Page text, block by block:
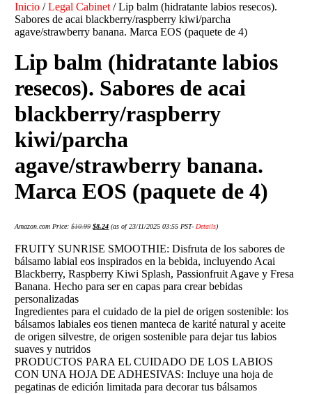
Inicio /Legal Cabinet / Lip balm (hidratante labios resecos).
Sabores de acai blackberry/raspberry kiwi/parcha
agave/strawberry banana. Marca EOS (paquete de 4)
Lip balm (hidratante labios
resecos). Sabores de acai
blackberry/raspberry
kiwi/parcha
agave/strawberry banana.
Marca EOS (paquete de 4)
Amazon.com Price:$10.99 $8.24 (as of 23/11/2025 03:55 PST-Details)
FRUITY SUNRISE SMOOTHIE: Disfruta de los sabores de
bálsamo labial eos inspirados en la bebida, incluyendo Acai
Blackberry, Raspberry Kiwi Splash, Passionfruit Agave y Fresa
Banana. Hecho para ser en capas para crear bebidas
personalizadas
Ingredientes para el cuidado de la piel de origen sostenible: los
bálsamos labiales eos tienen manteca de karité natural y aceite
de origen silvestre, de origen sostenible para dejar tus labios
suaves y nutridos
PRODUCTOS PARA EL CUIDADO DE LOS LABIOS
CON UNA HOJA DE ADHESIVAS: Incluye una hoja de
pegatinas de edición limitada para decorar tus bálsamos